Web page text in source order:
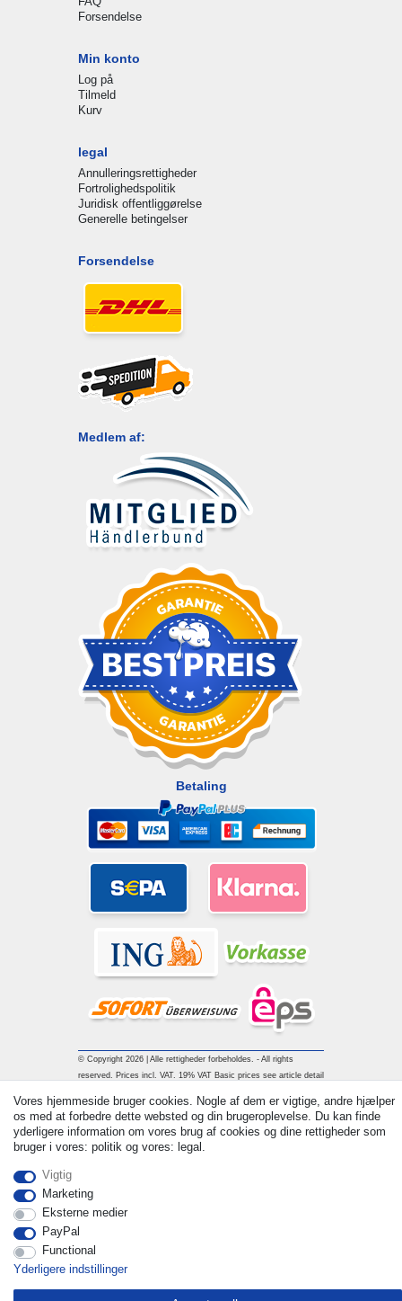
Forsendelse
Min konto
Log på
Tilmeld
Kurv
legal
Annulleringsrettigheder
Fortrolighedspolitik
Juridisk offentliggørelse
Generelle betingelser
Forsendelse
Medlem af:
Betaling
© Copyright 2026 | Alle rettigheder forbeholdes. - All rights
reserved. Prices incl. VAT. 19% VAT Basic prices see article detail
Vores hjemmeside bruger cookies. Nogle af dem er vigtige, andre hjælper
os med at forbedre dette websted og din brugeroplevelse. Du kan finde
yderligere information om vores brug af cookies og dine rettigheder som
bruger i vores: politik og vores: legal.
Vigtig
Marketing
Eksterne medier
PayPal
Functional
Yderligere indstillinger
Withdraw from contract here Kontakt